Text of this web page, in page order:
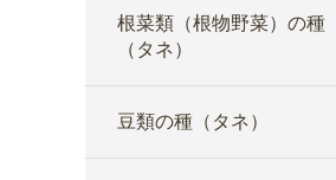
根菜類（根物野菜）の種
（タネ）
豆類の種（タネ）